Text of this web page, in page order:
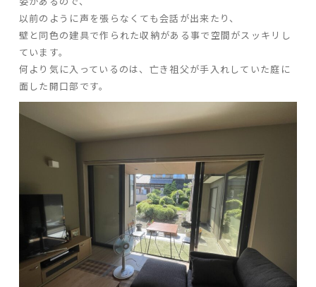
以前のように声を張らなくても会話が出来たり、
壁と同色の建具で作られた収納がある事で空間がスッキリし
ています。
何より気に入っているのは、亡き祖父が手入れしていた庭に
面した開口部です。